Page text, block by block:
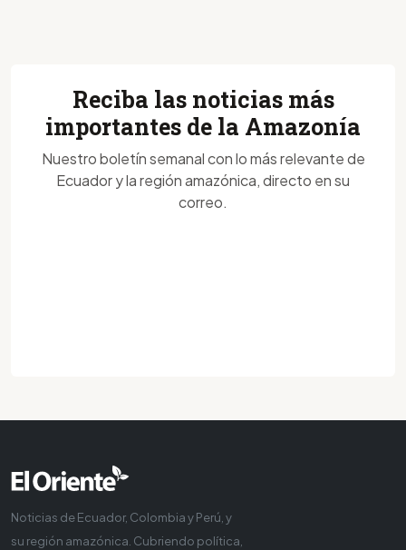
Reciba las noticias más
importantes de la Amazonía
Nuestro boletín semanal con lo más relevante de
Ecuador y la región amazónica, directo en su
correo.
Noticias de Ecuador, Colombia y Perú, y
su región amazónica. Cubriendo política,